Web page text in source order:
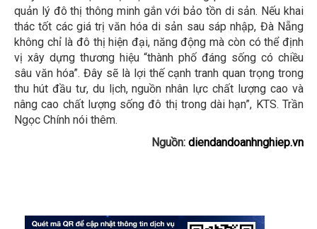
quản lý đô thị thông minh gắn với bảo tồn di sản. Nếu khai
thác tốt các giá trị văn hóa di sản sau sáp nhập, Đà Nẵng
không chỉ là đô thị hiện đại, năng động mà còn có thể định
vị xây dựng thương hiệu “thành phố đáng sống có chiều
sâu văn hóa”. Đây sẽ là lợi thế cạnh tranh quan trọng trong
thu hút đầu tư, du lịch, nguồn nhân lực chất lượng cao và
nâng cao chất lượng sống đô thị trong dài hạn”, KTS. Trần
Ngọc Chính nói thêm.
Nguồn: diendandoanhnghiep.vn